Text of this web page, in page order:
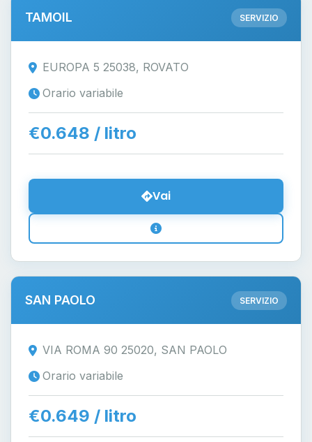
TAMOIL SERVIZIO
EUROPA 5 25038, ROVATO
Orario variabile
€0.648 / litro
Vai
SAN PAOLO SERVIZIO
VIA ROMA 90 25020, SAN PAOLO
Orario variabile
€0.649 / litro